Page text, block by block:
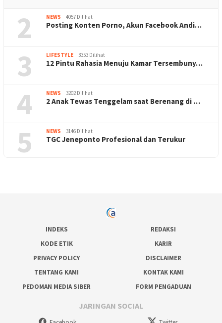
2 NEWS 4057 Dilihat
Posting Konten Porno, Akun Facebook Andi…
3 LIFESTYLE 3353 Dilihat
12 Pintu Rahasia Menuju Kamar Tersembuny…
4 NEWS 3202 Dilihat
2 Anak Tewas Tenggelam saat Berenang di …
5 NEWS 3146 Dilihat
TGC Jeneponto Profesional dan Terukur
INDEKS
REDAKSI
KODE ETIK
KARIR
PRIVACY POLICY
DISCLAIMER
TENTANG KAMI
KONTAK KAMI
PEDOMAN MEDIA SIBER
FORM PENGADUAN
JARINGAN SOCIAL